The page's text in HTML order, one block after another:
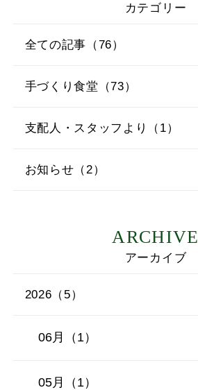
カテゴリー
全ての記事（76）
手づくり食堂（73）
支配人・スタッフより（1）
お知らせ（2）
ARCHIVE
アーカイブ
2026（5）
06月（1）
05月（1）